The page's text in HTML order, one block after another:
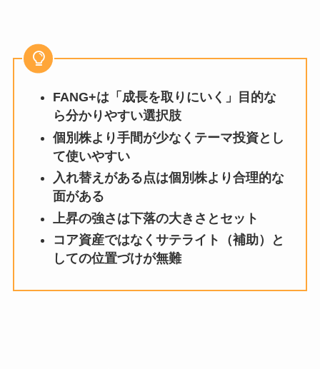
FANG+は「成長を取りにいく」目的な
ら分かりやすい選択肢
個別株より手間が少なくテーマ投資とし
て使いやすい
入れ替えがある点は個別株より合理的な
面がある
上昇の強さは下落の大きさとセット
コア資産ではなくサテライト（補助）と
しての位置づけが無難